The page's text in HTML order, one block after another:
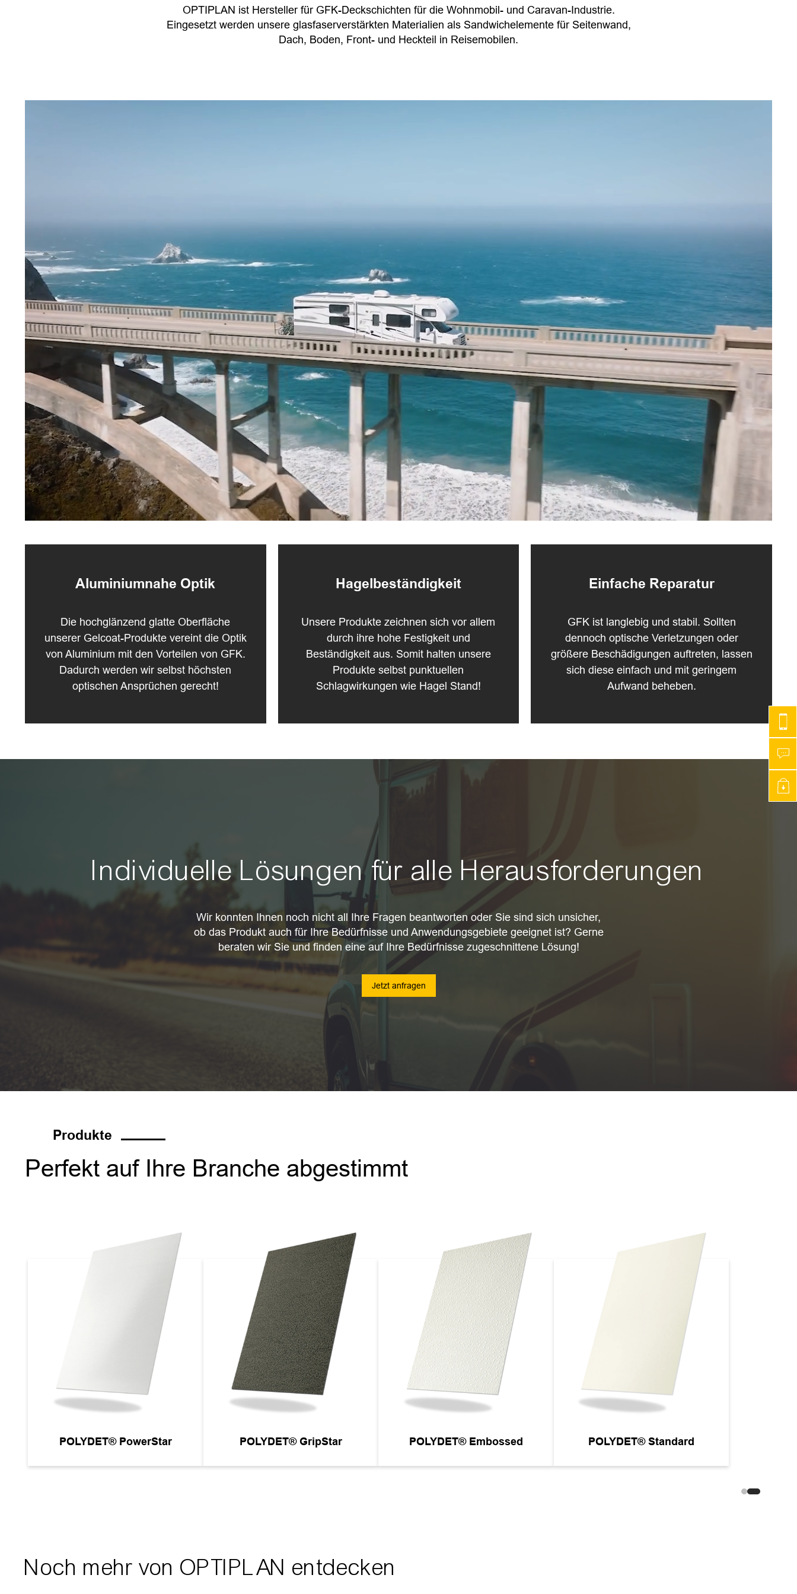
OPTIPLAN ist Hersteller für GFK-Deckschichten für die Wohnmobil- und Caravan-Industrie.
Eingesetzt werden unsere glasfaserverstärkten Materialien als Sandwichelemente für Seitenwand,
Dach, Boden, Front- und Heckteil in Reisemobilen.
Aluminiumnahe Optik
Die hochglänzend glatte Oberfläche
unserer Gelcoat-Produkte vereint die Optik
von Aluminium mit den Vorteilen von GFK.
Dadurch werden wir selbst höchsten
optischen Ansprüchen gerecht!
Hagelbeständigkeit
Unsere Produkte zeichnen sich vor allem
durch ihre hohe Festigkeit und
Beständigkeit aus. Somit halten unsere
Produkte selbst punktuellen
Schlagwirkungen wie Hagel Stand!
Einfache Reparatur
GFK ist langlebig und stabil. Sollten
dennoch optische Verletzungen oder
größere Beschädigungen auftreten, lassen
sich diese einfach und mit geringem
Aufwand beheben.
Individuelle Lösungen für alle Herausforderungen
Wir konnten Ihnen noch nicht all Ihre Fragen beantworten oder Sie sind sich unsicher,
ob das Produkt auch für Ihre Bedürfnisse und Anwendungsgebiete geeignet ist? Gerne
beraten wir Sie und finden eine auf Ihre Bedürfnisse zugeschnittene Lösung!
Jetzt anfragen
Produkte
Perfekt auf Ihre Branche abgestimmt
POLYDET® Prefab POLYDET® r-PET POLYDET® HighGloss POLYDET® Performance
Noch mehr von OPTIPLAN entdecken